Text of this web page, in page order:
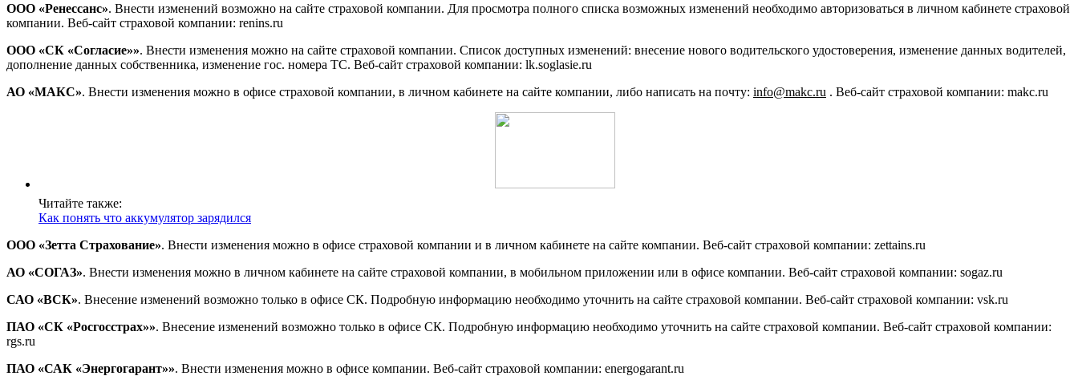
ООО «Ренессанс». Внести изменений возможно на сайте страховой компании. Для просмотра полного списка возможных изменений необходимо авторизоваться в личном кабинете страховой
компании. Веб-сайт страховой компании: renins.ru
ООО «СК «Согласие»». Внести изменения можно на сайте страховой компании. Список доступных изменений: внесение нового водительского удостоверения, изменение данных водителей,
дополнение данных собственника, изменение гос. номера ТС. Веб-сайт страховой компании: lk.soglasie.ru
АО «МАКС». Внести изменения можно в офисе страховой компании, в личном кабинете на сайте компании, либо написать на почту: info@makc.ru . Веб-сайт страховой компании: makc.ru
Читайте также:
Как понять что аккумулятор зарядился
ООО «Зетта Страхование». Внести изменения можно в офисе страховой компании и в личном кабинете на сайте компании. Веб-сайт страховой компании: zettains.ru
АО «СОГАЗ». Внести изменения можно в личном кабинете на сайте страховой компании, в мобильном приложении или в офисе компании. Веб-сайт страховой компании: sogaz.ru
САО «ВСК». Внесение изменений возможно только в офисе СК. Подробную информацию необходимо уточнить на сайте страховой компании. Веб-сайт страховой компании: vsk.ru
ПАО «СК «Росгосстрах»». Внесение изменений возможно только в офисе СК. Подробную информацию необходимо уточнить на сайте страховой компании. Веб-сайт страховой компании:
rgs.ru
ПАО «САК «Энергогарант»». Внести изменения можно в офисе компании. Веб-сайт страховой компании: energogarant.ru